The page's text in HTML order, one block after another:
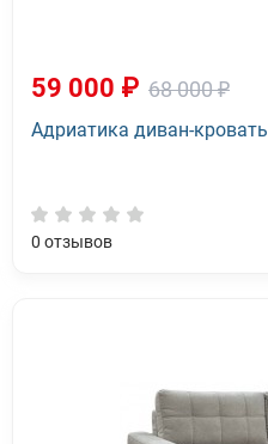
59 000 ₽ 68 000 ₽
Адриатика диван-кровать
0 отзывов